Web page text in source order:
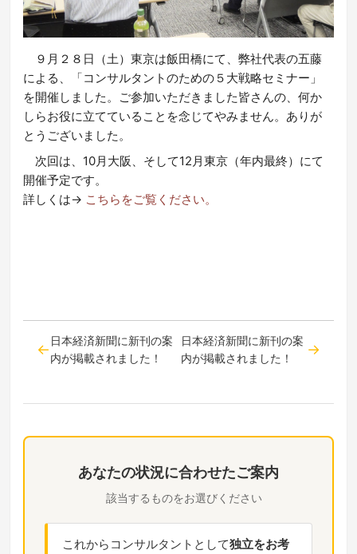
９月２８日（土）東京は飯田橋にて、弊社代表の五藤
による、「コンサルタントのための５大戦略セミナー」
を開催しました。ご参加いただきました皆さんの、何か
しらお役に立てていることを念じてやみません。ありが
とうございました。
次回は、10月大阪、そして12月東京（年内最終）にて
開催予定です。
詳しくは→ こちらをご覧ください。
あなたの状況に合わせたご案内
該当するものをお選びください
これからコンサルタントとして独立をお考
日本経済新聞に新刊の案
内が掲載されました！
日本経済新聞に新刊の案
内が掲載されました！